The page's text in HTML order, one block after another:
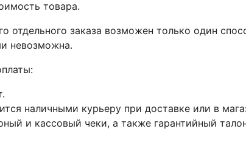
товара.
отдельного заказа возможен только один
невозможна.
.
наличными курьеру при доставке или в
и кассовый чеки, а также гарантийный